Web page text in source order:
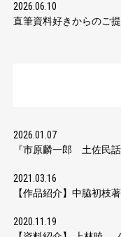
2026.06.10
直筆資料好きからのご
2026.01.07
『市原麟一郎 土佐民
2021.03.16
【作品紹介】中脇初枝
2020.11.19